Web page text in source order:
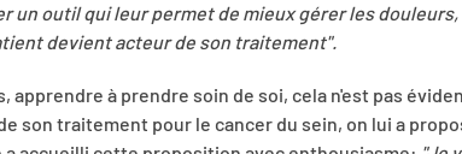
un outil qui leur permet de mieux gérer les
devient acteur de son traitement".
apprendre à prendre soin de soi, cela n'est pas
son traitement pour le cancer du sein, on lui a